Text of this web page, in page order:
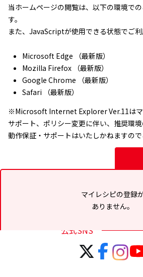
当ホームページの閲覧は、以下の環境で
す。
また、JavaScriptが使用できる状態でご利
Microsoft Edge （最新版）
Mozilla Firefox （最新版）
Google Chrome （最新版）
Safari （最新版）
※Microsoft Internet Explorer Ver.11はマ
サポート、ポリシー変更に伴い、推奨環境
動作保証・サポートはいたしかねますので
マイレシピの登録
ありません。
公式SNS